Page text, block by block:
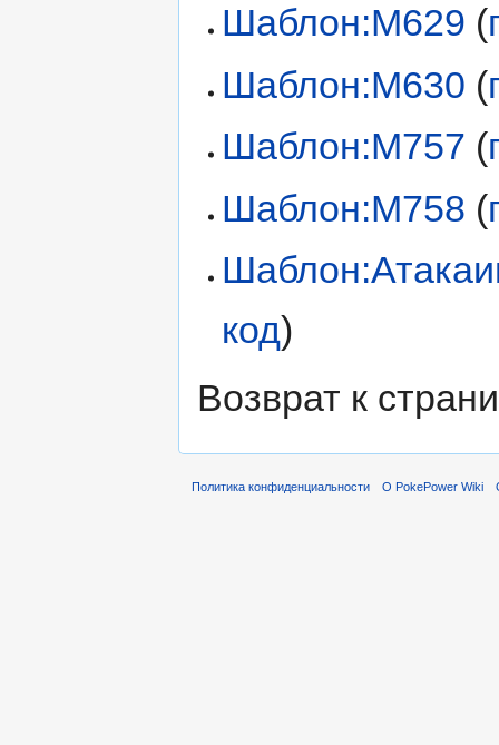
Шаблон:M629 (
Шаблон:M630 (
Шаблон:M757 (
Шаблон:M758 (
код)
Возврат к
Политика конфиденциальности О PokePower Wiki